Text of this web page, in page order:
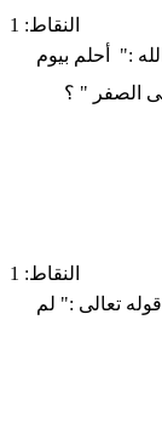
النقاط: 1
:" أحلم بيوم
الصفر " ؟
النقاط: 1
تعالى :" لم